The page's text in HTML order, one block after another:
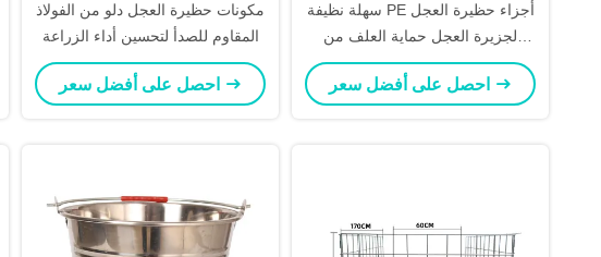
مكونات حظيرة العجل دلو من الفولاذ
المقاوم للصدأ لتحسين أداء الزراعة
سهلة نظيفة PE أجزاء حظيرة العجل
لجزيرة العجل حماية العلف من
المطر